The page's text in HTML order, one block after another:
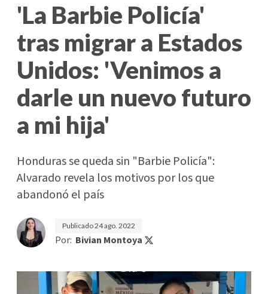
'La Barbie Policía'
tras migrar a Estados
Unidos: 'Venimos a
darle un nuevo futuro
a mi hija'
Honduras se queda sin "Barbie Policía":
Alvarado revela los motivos por los que
abandonó el país
Publicado24 ago. 2022
Por: Bivian Montoya